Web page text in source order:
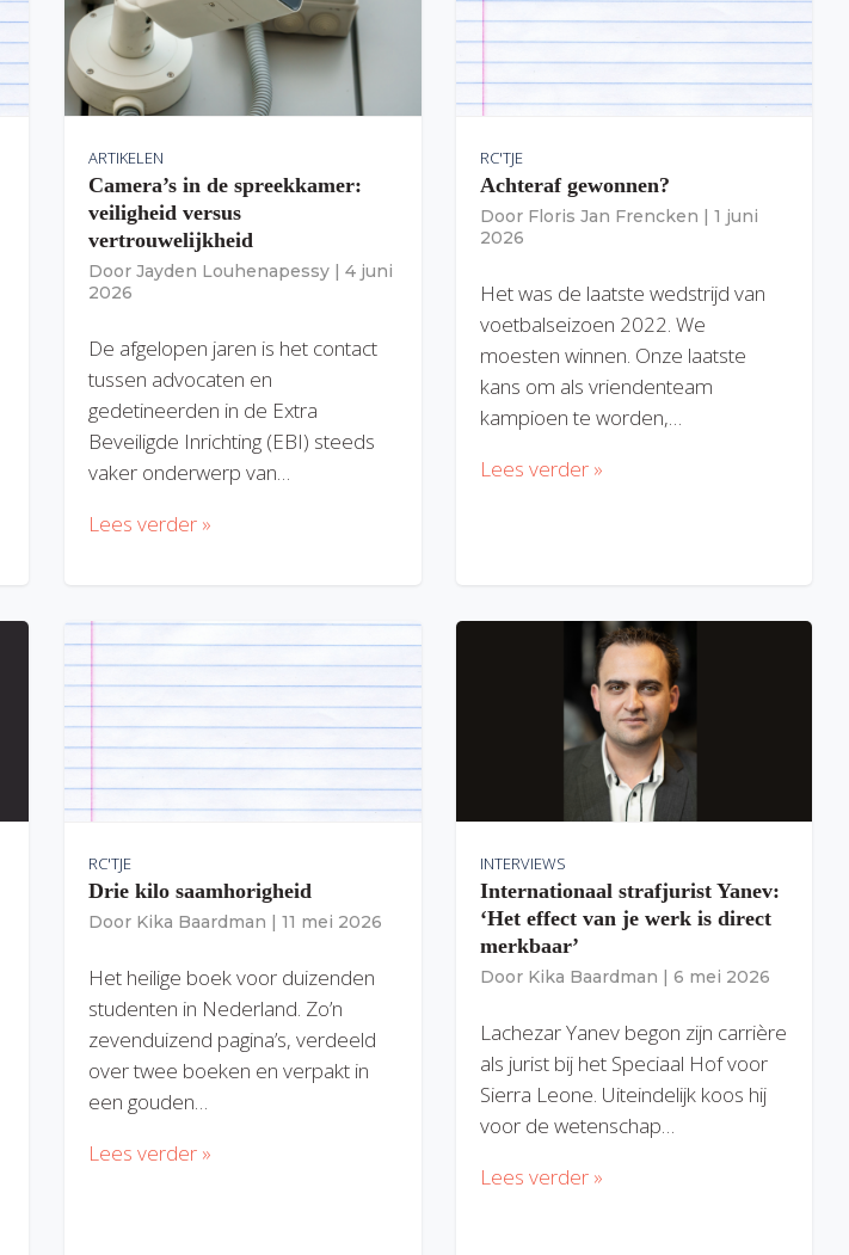
ARTIKELEN
Camera’s in de spreekkamer:
veiligheid versus
vertrouwelijkheid
Door Jayden Louhenapessy | 4 juni
2026
De afgelopen jaren is het contact
tussen advocaten en
gedetineerden in de Extra
Beveiligde Inrichting (EBI) steeds
vaker onderwerp van…
Lees verder »
RC'TJE
Achteraf gewonnen?
Door Floris Jan Frencken | 1 juni
2026
Het was de laatste wedstrijd van
voetbalseizoen 2022. We
moesten winnen. Onze laatste
kans om als vriendenteam
kampioen te worden,…
Lees verder »
RC'TJE
Drie kilo saamhorigheid
Door Kika Baardman | 11 mei 2026
Het heilige boek voor duizenden
studenten in Nederland. Zo’n
zevenduizend pagina’s, verdeeld
over twee boeken en verpakt in
een gouden…
Lees verder »
INTERVIEWS
Internationaal strafjurist Yanev:
‘Het effect van je werk is direct
merkbaar’
Door Kika Baardman | 6 mei 2026
Lachezar Yanev begon zijn carrière
als jurist bij het Speciaal Hof voor
Sierra Leone. Uiteindelijk koos hij
voor de wetenschap…
Lees verder »